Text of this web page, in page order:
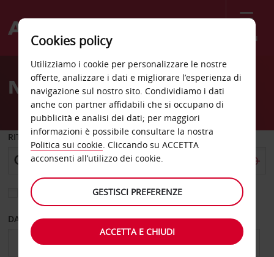
Menù
Welcome
AvisNoleggio auto Mendoza
RITIRO DA
Scegli una località di riconsegna diversa
DAL GIORNO AL GIORNO
Cookies policy
Utilizziamo i cookie per personalizzare le nostre
offerte, analizzare i dati e migliorare l’esperienza di
navigazione sul nostro sito. Condividiamo i dati
anche con partner affidabili che si occupano di
pubblicità e analisi dei dati; per maggiori
informazioni è possibile consultare la nostra
Politica sui cookie. Cliccando su ACCETTA
acconsenti all’utilizzo dei cookie.
GESTISCI PREFERENZE
ACCETTA E CHIUDI